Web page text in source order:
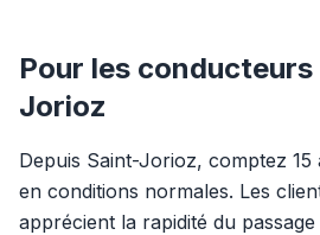
Pour les
Jorioz
Depuis Saint-Jorioz, comptez 15
en conditions normales. Les
apprécient la rapidité du